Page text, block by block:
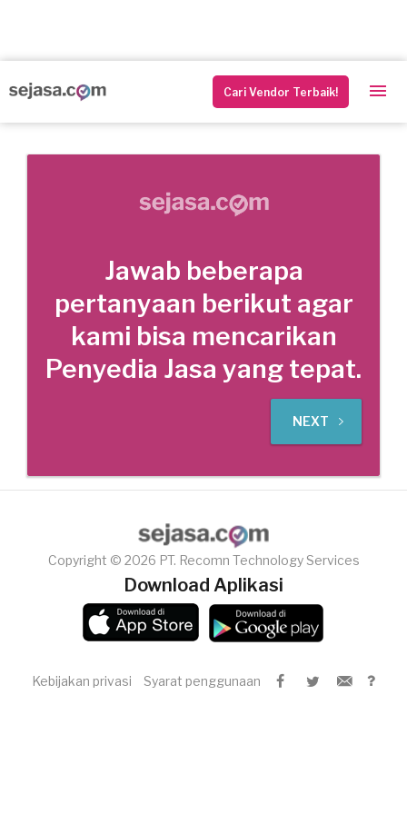
Cari Vendor Terbaik!
Jawab beberapa
pertanyaan berikut agar
kami bisa mencarikan
Penyedia Jasa yang tepat.
NEXT
Copyright © 2026 PT. Recomn Technology Services
Download Aplikasi
Kebijakan privasi Syarat penggunaan